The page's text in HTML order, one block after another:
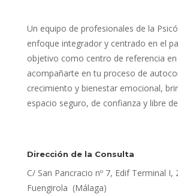
Un equipo de profesionales de la
enfoque integrador y centrado en el
objetivo como centro de referencia en
acompañarte en tu proceso de
crecimiento y bienestar emocional,
espacio seguro, de confianza y libre
Dirección de la Consulta
C/ San Pancracio nº 7, Edif Terminal I,
Fuengirola (Málaga)